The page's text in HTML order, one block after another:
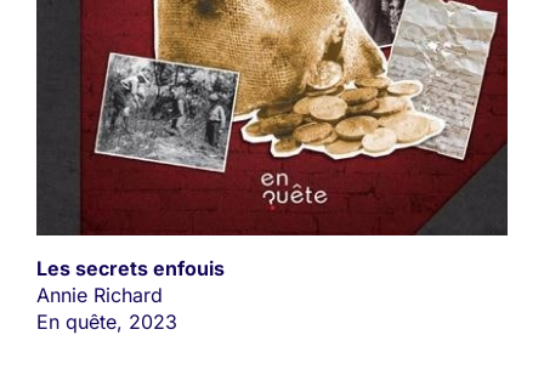
Les secrets enfouis
Annie Richard
En quête, 2023